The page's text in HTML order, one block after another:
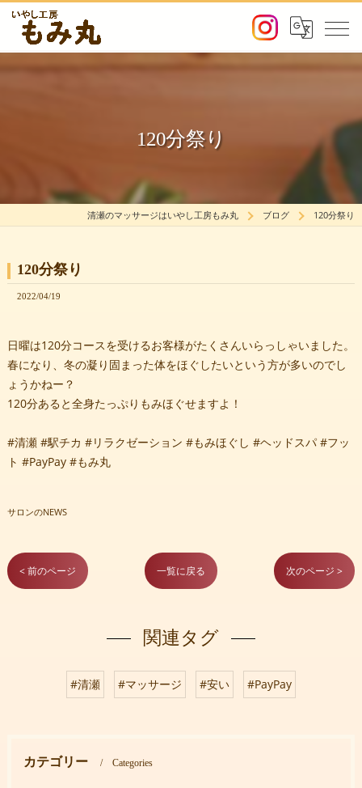
120分祭り
清瀬のマッサージはいやし工房もみ丸 ブログ 120分祭り
120分祭り
2022/04/19
日曜は120分コースを受けるお客様がたくさんいらっしゃいました。
春になり、冬の凝り固まった体をほぐしたいという方が多いのでし
ょうかねー？
120分あると全身たっぷりもみほぐせますよ！
#清瀬 #駅チカ #リラクゼーション #もみほぐし #ヘッドスパ #フッ
ト #PayPay #もみ丸
サロンのNEWS
< 前のページ 一覧に戻る 次のページ >
関連タグ
#清瀬 #マッサージ #安い #PayPay
カテゴリー Categories